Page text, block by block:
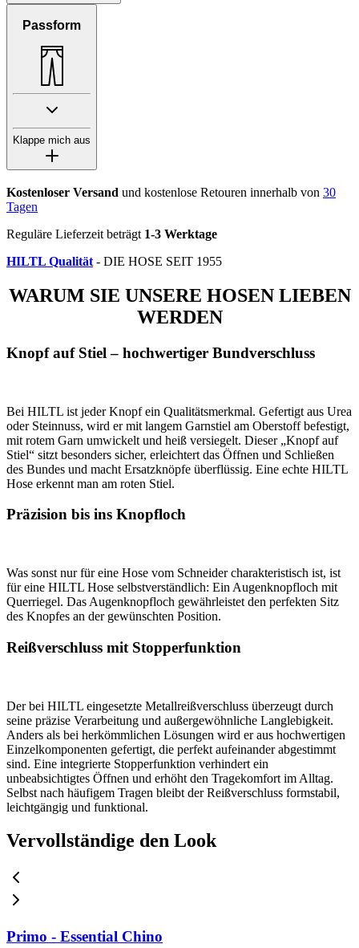
Passform
Klappe mich aus
Kostenloser Versand und kostenlose Retouren innerhalb von 30
Tagen
Reguläre Lieferzeit beträgt 1-3 Werktage
HILTL Qualität - DIE HOSE SEIT 1955
WARUM SIE UNSERE HOSEN LIEBEN
WERDEN
Knopf auf Stiel – hochwertiger Bundverschluss
Bei HILTL ist jeder Knopf ein Qualitätsmerkmal. Gefertigt aus Urea
oder Steinnuss, wird er mit langem Garnstiel am Oberstoff befestigt,
mit rotem Garn umwickelt und heiß versiegelt. Dieser „Knopf auf
Stiel“ sitzt besonders sicher, erleichtert das Öffnen und Schließen
des Bundes und macht Ersatzknöpfe überflüssig. Eine echte HILTL
Hose erkennt man am roten Stiel.
Präzision bis ins Knopfloch
Was sonst nur für eine Hose vom Schneider charakteristisch ist, ist
für eine HILTL Hose selbstverständlich: Ein Augenknopfloch mit
Querriegel. Das Augenknopfloch gewährleistet den perfekten Sitz
des Knopfes an der gewünschten Position.
Reißverschluss mit Stopperfunktion
Der bei HILTL eingesetzte Metallreißverschluss überzeugt durch
seine präzise Verarbeitung und außergewöhnliche Langlebigkeit.
Anders als bei herkömmlichen Lösungen wird er aus hochwertigen
Einzelkomponenten gefertigt, die perfekt aufeinander abgestimmt
sind. Eine integrierte Stopperfunktion verhindert ein
unbeabsichtigtes Öffnen und erhöht den Tragekomfort im Alltag.
Selbst nach häufigem Tragen bleibt der Reißverschluss formstabil,
leichtgängig und funktional.
Vervollständige den Look
Primo - Essential Chino